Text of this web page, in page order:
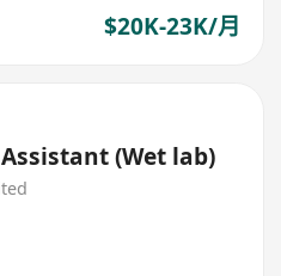
$20K-23K/月
(Wet lab)